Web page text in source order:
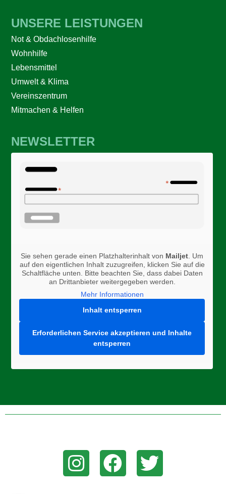
UNSERE LEISTUNGEN
Not & Obdachlosenhilfe
Wohnhilfe
Lebensmittel
Umwelt & Klima
Vereinszentrum
Mitmachen & Helfen
NEWSLETTER
Sie sehen gerade einen Platzhalterinhalt von Mailjet. Um
auf den eigentlichen Inhalt zuzugreifen, klicken Sie auf die
Schaltfläche unten. Bitte beachten Sie, dass dabei Daten
an Drittanbieter weitergegeben werden.
Mehr Informationen
Inhalt entsperren
Erforderlichen Service akzeptieren und Inhalte
entsperren